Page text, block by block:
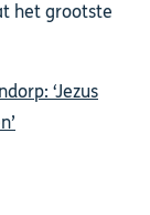
het grootste
‘Jezus